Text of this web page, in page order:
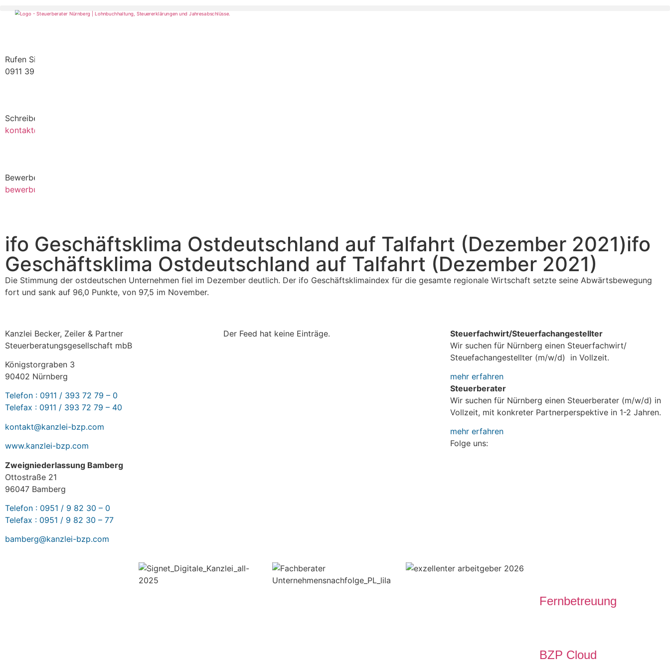
Rufen Sie uns gerne an
0911 39372790
Schreiben Sie uns gerne eine E-Mail
kontakt@stb-becker-zeiler.de
Bewerben Sie sich online oder per E-Mail
bewerbung@stb-becker-zeiler.de
ifo Geschäftsklima Ostdeutschland auf Talfahrt (Dezember 2021)ifo
Geschäftsklima Ostdeutschland auf Talfahrt (Dezember 2021)
Die Stimmung der ostdeutschen Unternehmen fiel im Dezember deutlich. Der ifo Geschäftsklimaindex für die gesamte regionale Wirtschaft setzte seine Abwärtsbewegung
fort und sank auf 96,0 Punkte, von 97,5 im November.
Kanzlei Becker, Zeiler & Partner
Steuerberatungsgesellschaft mbB
Königstorgraben 3
90402 Nürnberg
Telefon : 0911 / 393 72 79 – 0
Telefax : 0911 / 393 72 79 – 40
kontakt@kanzlei-bzp.com
www.kanzlei-bzp.com
Zweigniederlassung Bamberg
Ottostraße 21
96047 Bamberg
Telefon : 0951 / 9 82 30 – 0
Telefax : 0951 / 9 82 30 – 77
bamberg@kanzlei-bzp.com
Der Feed hat keine Einträge.
Steuerfachwirt/Steuerfachangestellter
Wir suchen für Nürnberg einen Steuerfachwirt/
Steuefachangestellter (m/w/d) in Vollzeit.
mehr erfahren
Steuerberater
Wir suchen für Nürnberg einen Steuerberater (m/w/d) in
Vollzeit, mit konkreter Partnerperspektive in 1-2 Jahren.
mehr erfahren
Folge uns:
Fernbetreuung
BZP Cloud